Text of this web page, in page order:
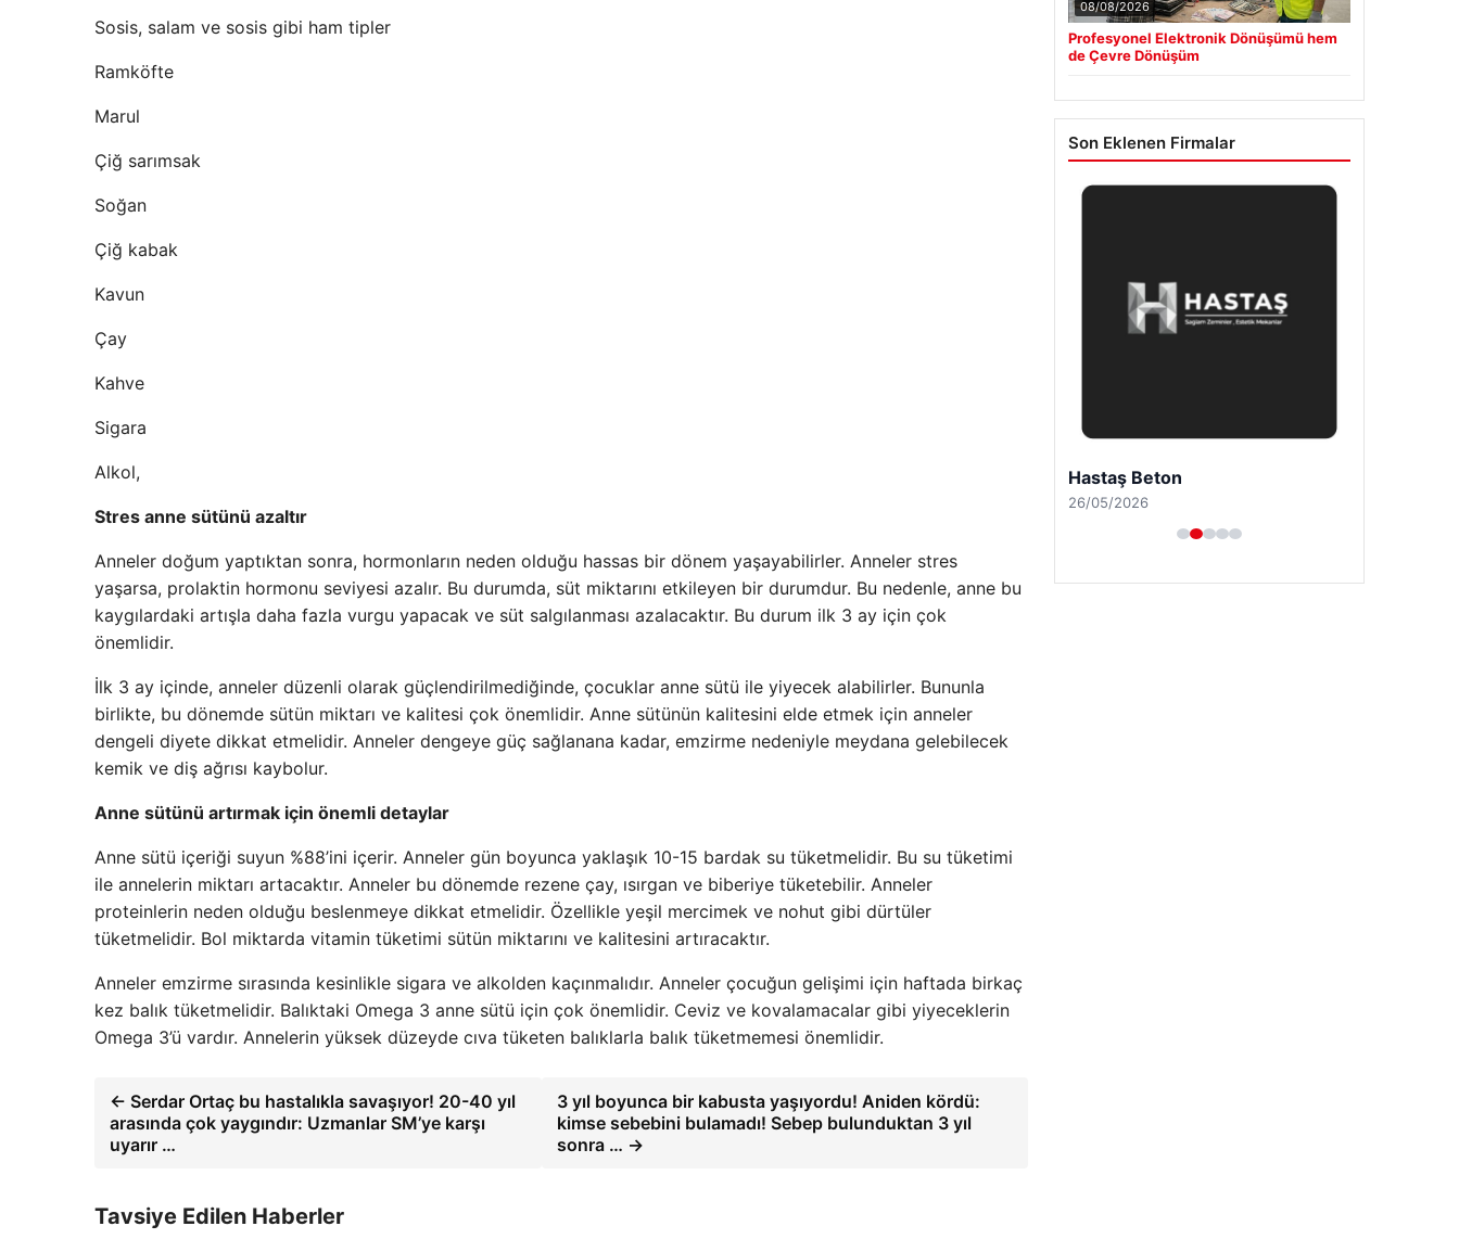
Sosis, salam ve sosis gibi ham tipler
Ramköfte
Marul
Çiğ sarımsak
Soğan
Çiğ kabak
Kavun
Çay
Kahve
Sigara
Alkol,
Stres anne sütünü azaltır
Anneler doğum yaptıktan sonra, hormonların neden olduğu hassas bir dönem yaşayabilirler. Anneler stres
yaşarsa, prolaktin hormonu seviyesi azalır. Bu durumda, süt miktarını etkileyen bir durumdur. Bu nedenle, anne bu
kaygılardaki artışla daha fazla vurgu yapacak ve süt salgılanması azalacaktır. Bu durum ilk 3 ay için çok
önemlidir.
İlk 3 ay içinde, anneler düzenli olarak güçlendirilmediğinde, çocuklar anne sütü ile yiyecek alabilirler. Bununla
birlikte, bu dönemde sütün miktarı ve kalitesi çok önemlidir. Anne sütünün kalitesini elde etmek için anneler
dengeli diyete dikkat etmelidir. Anneler dengeye güç sağlanana kadar, emzirme nedeniyle meydana gelebilecek
kemik ve diş ağrısı kaybolur.
Anne sütünü artırmak için önemli detaylar
Anne sütü içeriği suyun %88’ini içerir. Anneler gün boyunca yaklaşık 10-15 bardak su tüketmelidir. Bu su tüketimi
ile annelerin miktarı artacaktır. Anneler bu dönemde rezene çay, ısırgan ve biberiye tüketebilir. Anneler
proteinlerin neden olduğu beslenmeye dikkat etmelidir. Özellikle yeşil mercimek ve nohut gibi dürtüler
tüketmelidir. Bol miktarda vitamin tüketimi sütün miktarını ve kalitesini artıracaktır.
Anneler emzirme sırasında kesinlikle sigara ve alkolden kaçınmalıdır. Anneler çocuğun gelişimi için haftada birkaç
kez balık tüketmelidir. Balıktaki Omega 3 anne sütü için çok önemlidir. Ceviz ve kovalamacalar gibi yiyeceklerin
Omega 3’ü vardır. Annelerin yüksek düzeyde cıva tüketen balıklarla balık tüketmemesi önemlidir.
← Serdar Ortaç bu hastalıkla savaşıyor! 20-40 yıl
arasında çok yaygındır: Uzmanlar SM’ye karşı
uyarır …
3 yıl boyunca bir kabusta yaşıyordu! Aniden kördü:
kimse sebebini bulamadı! Sebep bulunduktan 3 yıl
sonra … →
Tavsiye Edilen Haberler
08/08/2026
Profesyonel Elektronik Dönüşümü hem
de Çevre Dönüşüm
Son Eklenen Firmalar
Hastaş Beton
26/05/2026